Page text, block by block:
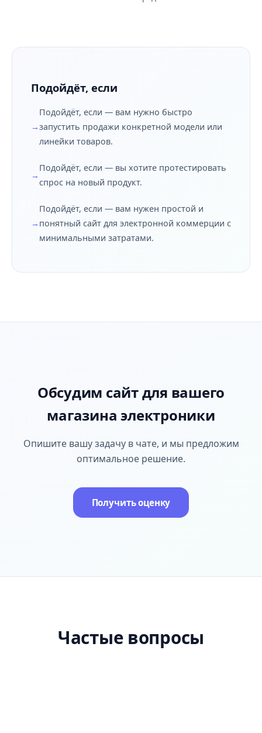
Подойдёт, если
Подойдёт, если — вам нужно быстро
запустить продажи конкретной модели или
линейки товаров.
Подойдёт, если — вы хотите протестировать
спрос на новый продукт.
Подойдёт, если — вам нужен простой и
понятный сайт для электронной коммерции с
минимальными затратами.
Обсудим сайт для вашего
магазина электроники
Опишите вашу задачу в чате, и мы предложим
оптимальное решение.
Получить оценку
Частые вопросы